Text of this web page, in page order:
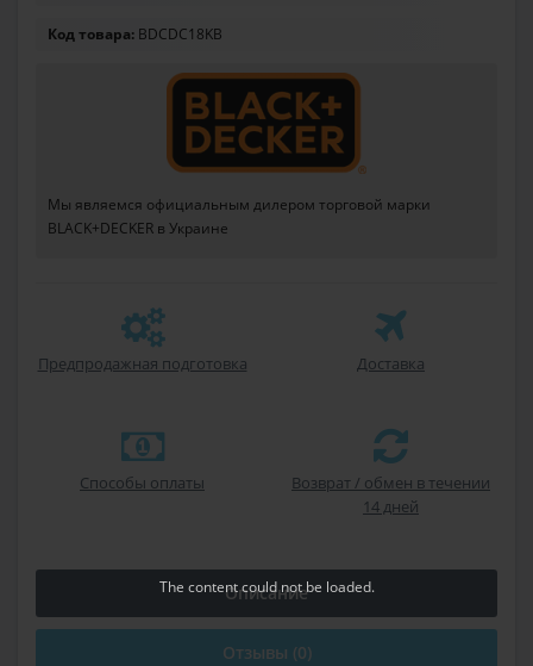
The contentcould not be loaded.
Код товара: BDCDC18KB
Мы являемся официальным дилером торговой марки
BLACK+DECKER в Украине
Предпродажная подготовка Доставка
Способы оплаты
Возврат / обмен в течении
14 дней
Описание
Отзывы (0)